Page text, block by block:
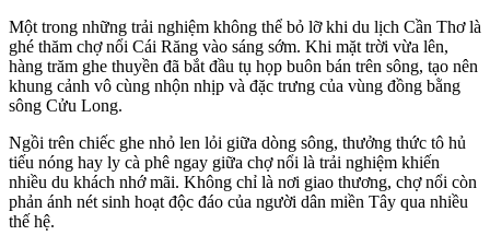
Một trong những trải nghiệm không thể bỏ lỡ khi du lịch Cần Thơlà
ghé thăm chợ nổi Cái Răng vào sáng sớm. Khi mặt trời vừa lên,
hàng trăm ghe thuyền đã bắt đầu tụ họp buôn bán trên sông, tạo nên
khung cảnh vô cùng nhộn nhịp và đặc trưng của vùng đồng bằng
sông Cửu Long.
Ngồi trên chiếc ghe nhỏ len lỏi giữa dòng sông, thưởng thức tô hủ
tiếu nóng hay ly cà phê ngay giữa chợ nổi là trải nghiệm khiến
nhiều du khách nhớ mãi. Không chỉ là nơi giao thương, chợ nổi còn
phản ánh nét sinh hoạt độc đáo của người dân miền Tây qua nhiều
thế hệ.